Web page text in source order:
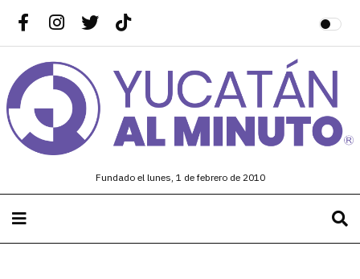
Fundado el lunes, 1 de febrero de 2010